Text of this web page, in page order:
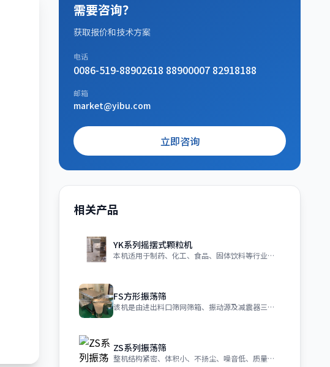
需要咨询？
获取报价和技术方案
电话
0086-519-88902618 88900007 82918188
邮箱
market@yibu.com
立即咨询
相关产品
YK系列摇摆式颗粒机
本机适用于制药、化工、食品、固体饮料等行业的制料，将搅拌好的物料制成所需尺寸的颗
FS方形振荡筛
该机是由进出料口筛网筛箱、振动源及减震器三大部件构成。机座与筛箱连接有4-6组软
ZS系列振荡筛
整机结构紧密、体积小、不扬尘、噪音低、质量高、能耗低、移动维修方便。